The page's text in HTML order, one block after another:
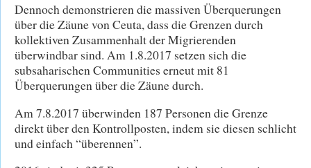
Dennoch demonstrieren die massiven Überquerungen
über die Zäune von Ceuta, dass die Grenzen durch
kollektiven Zusammenhalt der Migrierenden
überwindbar sind. Am 1.8.2017 setzen sich die
subsaharischen Communities erneut mit 81
Überquerungen über die Zäune durch.
Am 7.8.2017 überwinden 187 Personen die Grenze
direkt über den Kontrollposten, indem sie diesen schlicht
und einfach “überennen”.